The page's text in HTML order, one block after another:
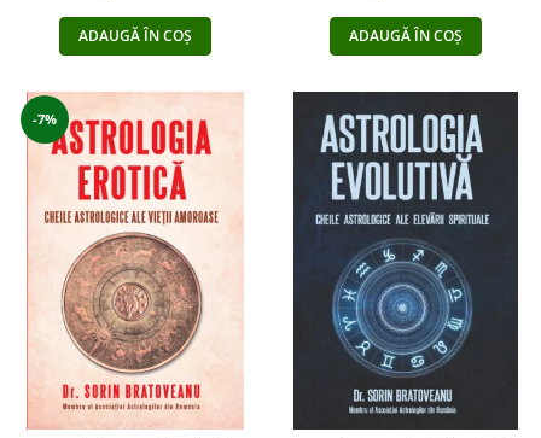
Îngeri
Vindecare spirituală
Viaţa de după moarte
Cristale
Supă de pui pentru suflet
Yoga
Spiritualitate şi ştiinţă
Fără categorie
Cunoaștere
ADAUGĂ ÎN COȘ ADAUGĂ ÎN COȘ
-7%